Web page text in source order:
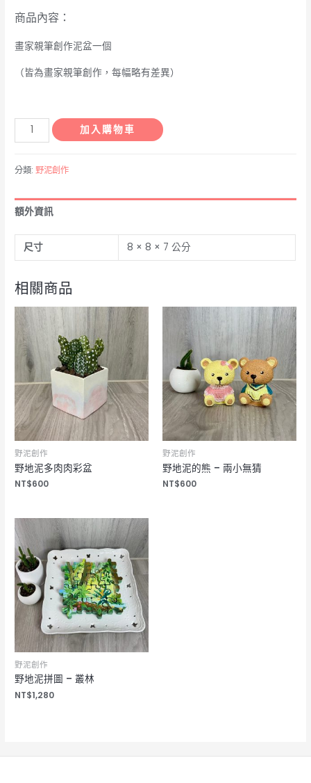
商品內容：
畫家親筆創作泥盆一個
（皆為畫家親筆創作，每幅略有差異）
地
盆
-
自
之
美
數
加入購物車
分類:野泥創作
額外資訊
尺寸 8 × 8 × 7 公分
相關商品
野泥創作
野地泥多肉肉彩盆
NT$600
野泥創作
野地泥的熊 – 兩小無猜
NT$600
野泥創作
野地泥拼圖 – 叢林
NT$1,280